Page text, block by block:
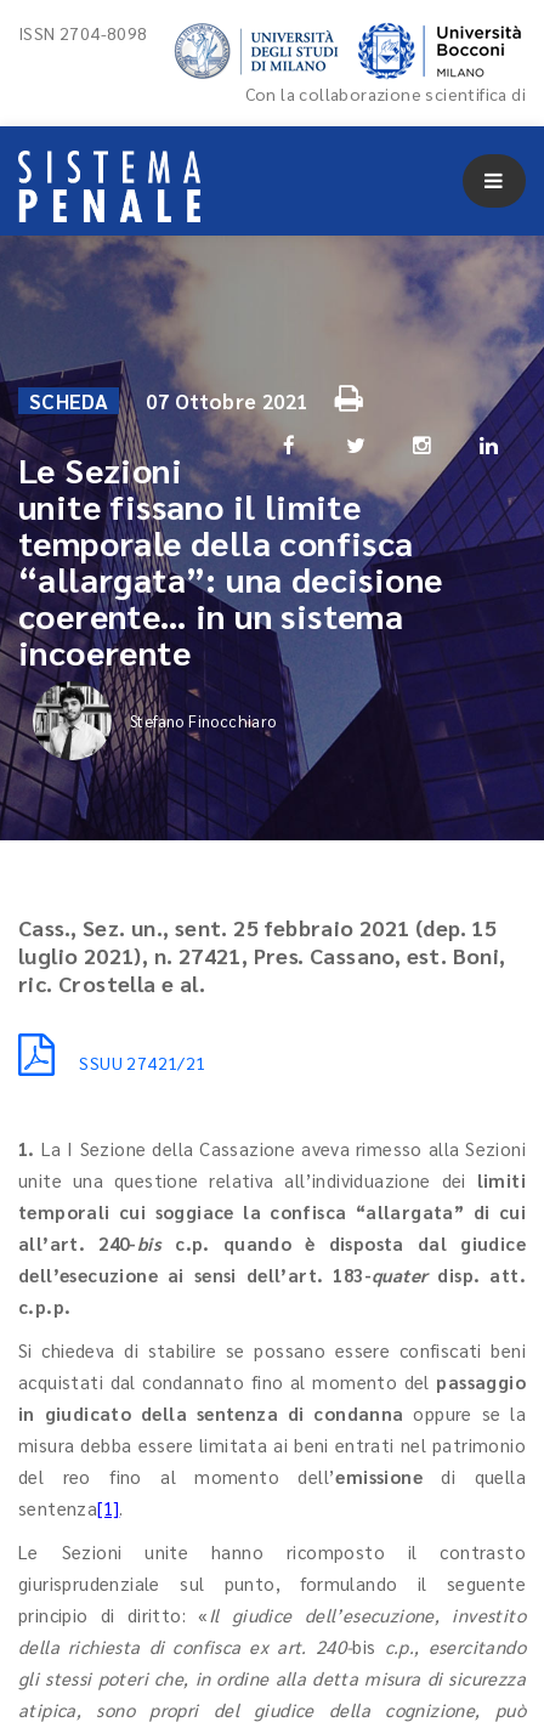
ISSN 2704-8098
Con la collaborazione scientifica di
SCHEDA 07 Ottobre 2021
Le Sezioni
unite fissano il limite
temporale della confisca
“allargata”: una decisione
coerente… in un sistema
incoerente
Stefano Finocchiaro
Cass., Sez. un., sent. 25 febbraio 2021 (dep. 15
luglio 2021), n. 27421, Pres. Cassano, est. Boni,
ric. Crostella e al.
SSUU 27421/21
1. La I Sezione della Cassazione aveva rimesso alla Sezioni
unite una questione relativa all’individuazione dei limiti
temporali cui soggiace la confisca “allargata” di cui
all’art. 240-bisc.p. quando è disposta dal giudice
dell’esecuzione ai sensi dell’art. 183-quaterdisp. att.
c.p.p.
Si chiedeva di stabilire se possano essere confiscati beni
acquistati dal condannato fino al momento del passaggio
in giudicato della sentenza di condanna oppure se la
misura debba essere limitata ai beni entrati nel patrimonio
del reo fino al momento dell’emissione di quella
sentenza[1].
Le Sezioni unite hanno ricomposto il contrasto
giurisprudenziale sul punto, formulando il seguente
principio di diritto: « Il giudice dell’esecuzione, investito
della richiesta di confisca ex art. 240-bis c.p., esercitando
gli stessi poteri che, in ordine alla detta misura di sicurezza
atipica, sono propri del giudice della cognizione, può